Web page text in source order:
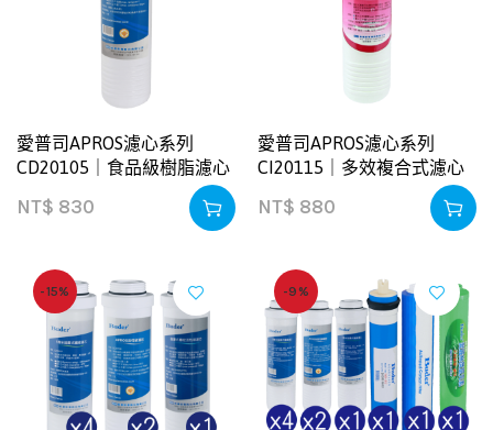
愛普司APROS濾心系列
CD20105｜食品級樹脂濾心
NT$ 830
愛普司APROS濾心系列
CI20115｜多效複合式濾心
NT$ 880
-15% -9%